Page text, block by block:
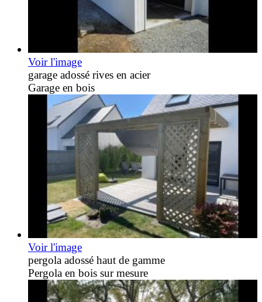
Voir l'image
garage adossé rives en acier
Garage en bois
Voir l'image
pergola adossé haut de gamme
Pergola en bois sur mesure